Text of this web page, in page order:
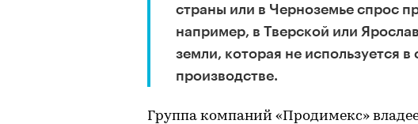
страны или в Черноземье спрос
например, в Тверской или
земли, которая не используется в
производстве.
Группа компаний «Продимекс»